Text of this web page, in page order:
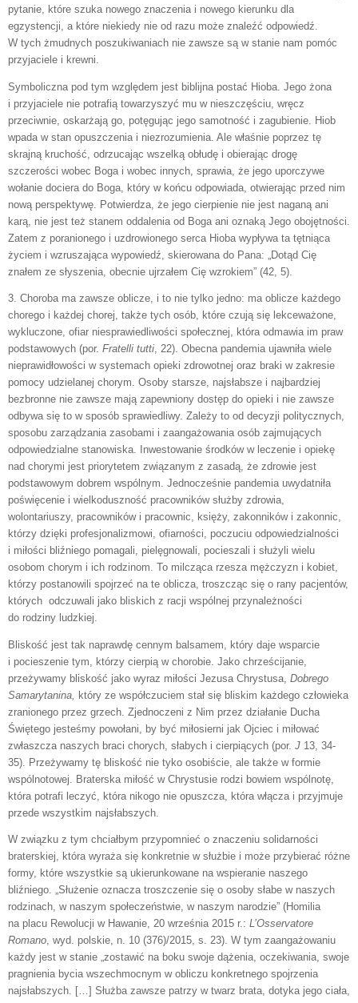
pytanie, które szuka nowego znaczenia i nowego kierunku dla
egzystencji, a które niekiedy nie od razu może znaleźć odpowiedź.
W tych żmudnych poszukiwaniach nie zawsze są w stanie nam pomóc
przyjaciele i krewni.
Symboliczna pod tym względem jest biblijna postać Hioba. Jego żona
i przyjaciele nie potrafią towarzyszyć mu w nieszczęściu, wręcz
przeciwnie, oskarżają go, potęgując jego samotność i zagubienie. Hiob
wpada w stan opuszczenia i niezrozumienia. Ale właśnie poprzez tę
skrajną kruchość, odrzucając wszelką obłudę i obierając drogę
szczerości wobec Boga i wobec innych, sprawia, że jego uporczywe
wołanie dociera do Boga, który w końcu odpowiada, otwierając przed nim
nową perspektywę. Potwierdza, że jego cierpienie nie jest naganą ani
karą, nie jest też stanem oddalenia od Boga ani oznaką Jego obojętności.
Zatem z poranionego i uzdrowionego serca Hioba wypływa ta tętniąca
życiem i wzruszająca wypowiedź, skierowana do Pana: „Dotąd Cię
znałem ze słyszenia, obecnie ujrzałem Cię wzrokiem” (42, 5).
3. Choroba ma zawsze oblicze, i to nie tylko jedno: ma oblicze każdego
chorego i każdej chorej, także tych osób, które czują się lekceważone,
wykluczone, ofiar niesprawiedliwości społecznej, która odmawia im praw
podstawowych (por. Fratelli tutti, 22). Obecna pandemia ujawniła wiele
nieprawidłowości w systemach opieki zdrowotnej oraz braki w zakresie
pomocy udzielanej chorym. Osoby starsze, najsłabsze i najbardziej
bezbronne nie zawsze mają zapewniony dostęp do opieki i nie zawsze
odbywa się to w sposób sprawiedliwy. Zależy to od decyzji politycznych,
sposobu zarządzania zasobami i zaangażowania osób zajmujących
odpowiedzialne stanowiska. Inwestowanie środków w leczenie i opiekę
nad chorymi jest priorytetem związanym z zasadą, że zdrowie jest
podstawowym dobrem wspólnym. Jednocześnie pandemia uwydatniła
poświęcenie i wielkoduszność pracowników służby zdrowia,
wolontariuszy, pracowników i pracownic, księży, zakonników i zakonnic,
którzy dzięki profesjonalizmowi, ofiarności, poczuciu odpowiedzialności
i miłości bliźniego pomagali, pielęgnowali, pocieszali i służyli wielu
osobom chorym i ich rodzinom. To milcząca rzesza mężczyzn i kobiet,
którzy postanowili spojrzeć na te oblicza, troszcząc się o rany pacjentów,
których odczuwali jako bliskich z racji wspólnej przynależności
do rodziny ludzkiej.
Bliskość jest tak naprawdę cennym balsamem, który daje wsparcie
i pocieszenie tym, którzy cierpią w chorobie. Jako chrześcijanie,
przeżywamy bliskość jako wyraz miłości Jezusa Chrystusa, Dobrego
Samarytanina, który ze współczuciem stał się bliskim każdego człowieka
zranionego przez grzech. Zjednoczeni z Nim przez działanie Ducha
Świętego jesteśmy powołani, by być miłosierni jak Ojciec i miłować
zwłaszcza naszych braci chorych, słabych i cierpiących (por. J 13, 34-
35). Przeżywamy tę bliskość nie tyko osobiście, ale także w formie
wspólnotowej. Braterska miłość w Chrystusie rodzi bowiem wspólnotę,
która potrafi leczyć, która nikogo nie opuszcza, która włącza i przyjmuje
przede wszystkim najsłabszych.
W związku z tym chciałbym przypomnieć o znaczeniu solidarności
braterskiej, która wyraża się konkretnie w służbie i może przybierać różne
formy, które wszystkie są ukierunkowane na wspieranie naszego
bliźniego. „Służenie oznacza troszczenie się o osoby słabe w naszych
rodzinach, w naszym społeczeństwie, w naszym narodzie” (Homilia
na placu Rewolucji w Hawanie, 20 września 2015 r.: L’Osservatore
Romano, wyd. polskie, n. 10 (376)/2015, s. 23). W tym zaangażowaniu
każdy jest w stanie „zostawić na boku swoje dążenia, oczekiwania, swoje
pragnienia bycia wszechmocnym w obliczu konkretnego spojrzenia
najsłabszych. […] Służba zawsze patrzy w twarz brata, dotyka jego ciała,